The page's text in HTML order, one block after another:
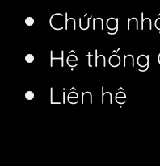
Chứng
Hệ thống
Liên hệ